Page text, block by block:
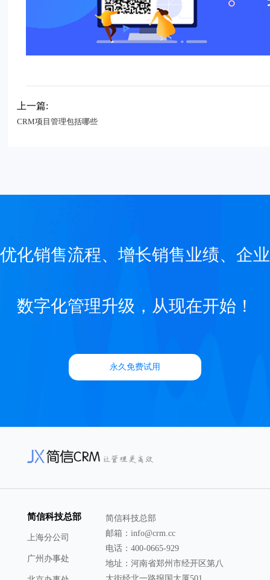
上一篇:
CRM项目管理包括哪些
优化销售流程、增长销售业绩、企业
数字化管理升级，从现在开始！
永久免费试用
简信科技总部
上海分公司
广州办事处
简信科技总部
邮箱：info@crm.cc
电话：400-0665-929
地址：河南省郑州市经开区第八